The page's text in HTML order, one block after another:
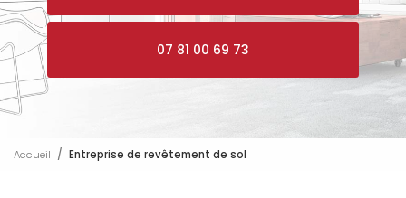
07 81 00 69 73
Accueil Entreprise de revêtement de sol